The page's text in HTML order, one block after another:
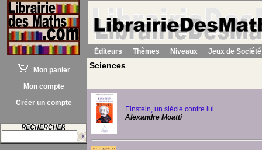
Mon panier
Mon compte
Créer un compte
Éditeurs Thèmes Niveaux Jeux de Société
Sciences
Einstein, un siècle contre lui
Alexandre Moatti